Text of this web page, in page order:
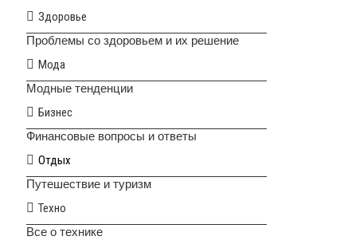
Здоровье
Проблемы со здоровьем и их решение
Мода
Модные тенденции
Бизнес
Финансовые вопросы и ответы
Отдых
Путешествие и туризм
Техно
Все о технике